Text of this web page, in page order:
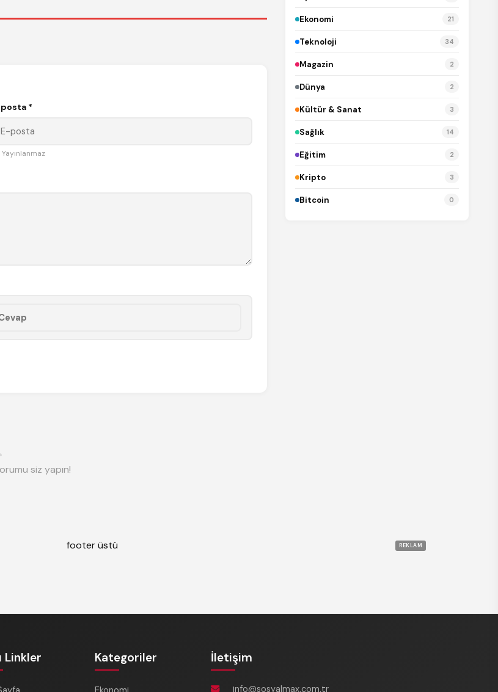
*
Yayınlanmaz
siz yapın!
Ekonomi 21
Teknoloji 34
Magazin 2
Dünya 2
Kültür & Sanat 3
Sağlık 14
Eğitim 2
Kripto 3
Bitcoin 0
REKLAM
Linkler Kategoriler İletişim
info@sosyalmax.com.tr